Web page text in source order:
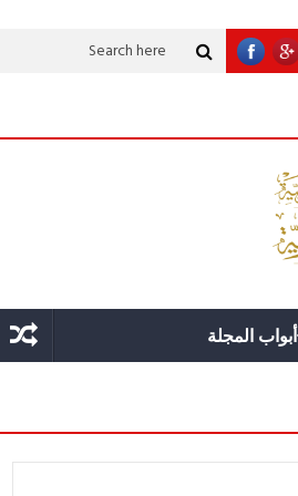
قوة الدولة.. عندما يصبح التخطيط خط الدفاع الأول
أبواب المجلة